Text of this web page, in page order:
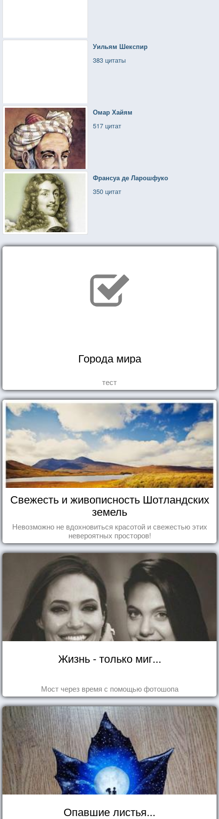
Уильям Шекспир
383 цитаты
Омар Хайям
517 цитат
Франсуа де Ларошфуко
350 цитат
Города мира
тест
Свежесть и живописность Шотландских
земель
Невозможно не вдохновиться красотой и свежестью этих
невероятных просторов!
Жизнь - только миг...
Мост через время с помощью фотошопа
Опавшие листья...